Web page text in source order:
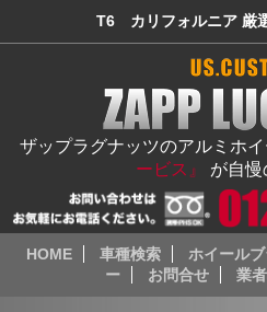
T6 カリフォルニア 厳
ザップラグナッツのアルミホ
ービス』 が自慢
HOME 車種検索 ホイール
ー
お問合せ 業